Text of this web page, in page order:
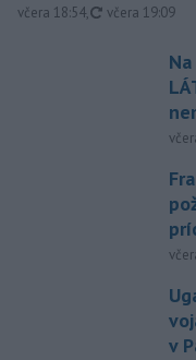
včera 18:54, aktualizované
včera 19:09
v